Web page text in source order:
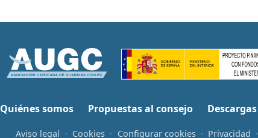
Quiénes somos Propuestas al consejo Descargas
Aviso legal · Cookies · Configurar cookies · Privacidad ·